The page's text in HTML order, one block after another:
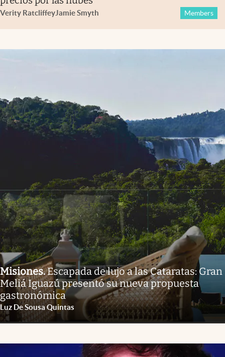
Verity RatcliffeyJamie Smyth Members
Misiones.Escapada de lujo a las Cataratas: Gran
Meliá Iguazú presentó su nueva propuesta
gastronómica
Luz De Sousa Quintas